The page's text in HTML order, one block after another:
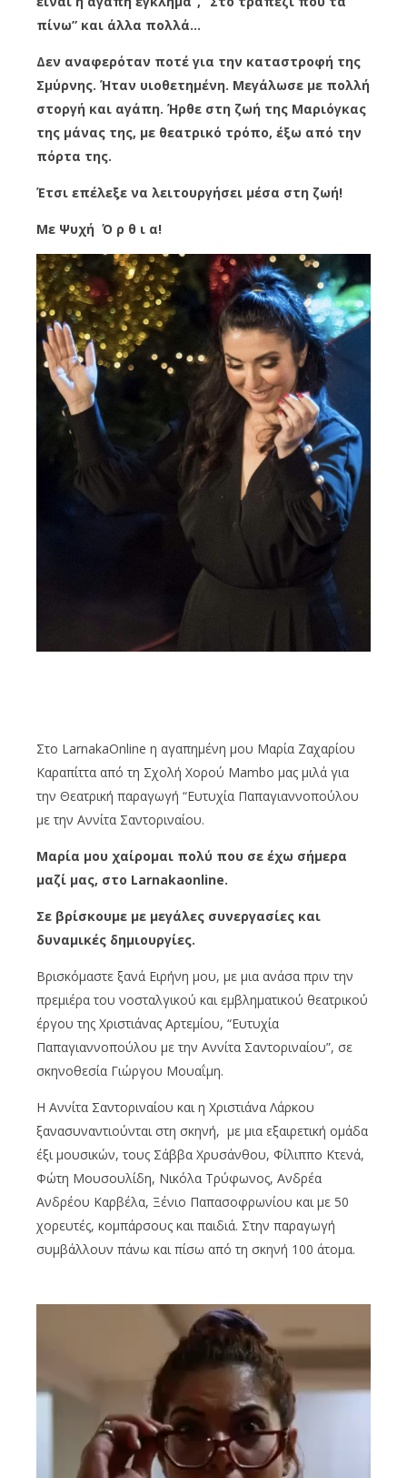
πίνω” και άλλα πολλά…
Δεν αναφερόταν ποτέ για την καταστροφή της
Σμύρνης. Ήταν υιοθετημένη. Μεγάλωσε με πολλή
στοργή και αγάπη. Ήρθε στη ζωή της Μαριόγκας
της μάνας της, με θεατρικό τρόπο, έξω από την
πόρτα της.
Έτσι επέλεξε να λειτουργήσει μέσα στη ζωή!
Με Ψυχή Ό ρ θ ι α!
Στο LarnakaOnline η αγαπημένη μου Μαρία Ζαχαρίου
Καραπίττα από τη Σχολή Χορού Mambo μας μιλά για
την Θεατρική παραγωγή “Ευτυχία Παπαγιαννοπούλου
με την Αννίτα Σαντοριναίου.
Μαρία μου χαίρομαι πολύ που σε έχω σήμερα
μαζί μας, στο Larnakaonline.
Σε βρίσκουμε με μεγάλες συνεργασίες και
δυναμικές δημιουργίες.
Βρισκόμαστε ξανά Ειρήνη μου, με μια ανάσα πριν την
πρεμιέρα του νοσταλγικού και εμβληματικού θεατρικού
έργου της Χριστιάνας Αρτεμίου, “Ευτυχία
Παπαγιαννοπούλου με την Αννίτα Σαντοριναίου”, σε
σκηνοθεσία Γιώργου Μουαΐμη.
Η Αννίτα Σαντοριναίου και η Χριστιάνα Λάρκου
ξανασυναντιούνται στη σκηνή, με μια εξαιρετική ομάδα
έξι μουσικών, τους Σάββα Χρυσάνθου, Φίλιππο Κτενά,
Φώτη Μουσουλίδη, Νικόλα Τρύφωνος, Ανδρέα
Ανδρέου Καρβέλα, Ξένιο Παπασοφρωνίου και με 50
χορευτές, κομπάρσους και παιδιά. Στην παραγωγή
συμβάλλουν πάνω και πίσω από τη σκηνή 100 άτομα.